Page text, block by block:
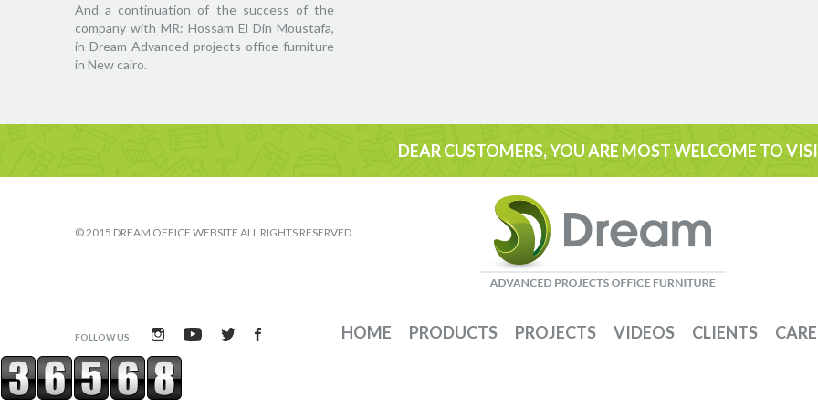
And a continuation of the success of the
company with MR: Hossam El Din Moustafa,
in Dream Advanced projects office furniture
in New cairo.
DEAR CUSTOMERS, YOU ARE MOST WELCOME TO
© 2015 DREAM OFFICE WEBSITE ALL RIGHTS RESERVED
FOLLOW US: HOME PRODUCTS PROJECTS VIDEOS CLIENTS